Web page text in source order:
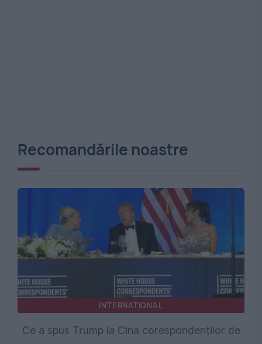
Recomandările noastre
INTERNATIONAL
Ce a spus Trump la Cina corespondenților de